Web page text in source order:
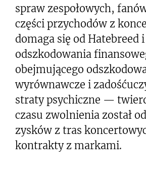
spraw zespołowych,
części przychodów z
domaga się od Hatebreed
odszkodowania
obejmującego
wyrównawcze i
straty psychiczne —
czasu zwolnienia został
zysków z tras
kontrakty z markami.